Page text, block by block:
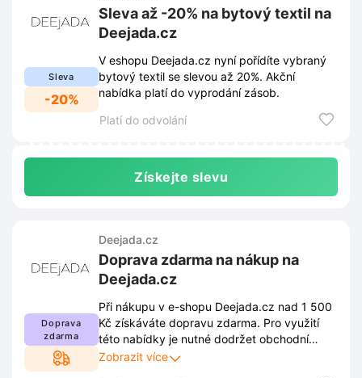
Sleva
-20%
Sleva až -20% na bytový textil na
Deejada.cz
V eshopu Deejada.cz nyní pořídíte vybraný
bytový textil se slevou až 20%. Akční
nabídka platí do vyprodání zásob.
Platí do odvolání
Získejte slevu
Doprava
zdarma
Deejada.cz
Doprava zdarma na nákup na
Deejada.cz
Při nákupu v e-shopu Deejada.cz nad 1 500
Kč získáváte dopravu zdarma. Pro využití
této nabídky je nutné dodržet obchodní
podmínky uvedené na webových stránkách.
Zobrazit více